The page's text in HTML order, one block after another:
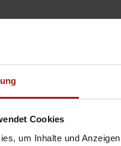
Cookies
um Inhalte und